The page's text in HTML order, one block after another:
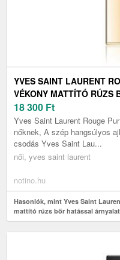
YVES SAINT LAURENT
VÉKONY MATTÍTÓ RÚZS
G
18 300 Ft
Yves Saint Laurent Rouge
nőknek, A szép hangsúlyos
csodás Yves Saint Lau...
női, yves saint laurent
notino.hu
Hasonlók, mint Yves Saint
mattító rúzs bőr hatással árnyalat